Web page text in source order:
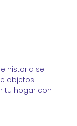
historia se
objetos
tu hogar con